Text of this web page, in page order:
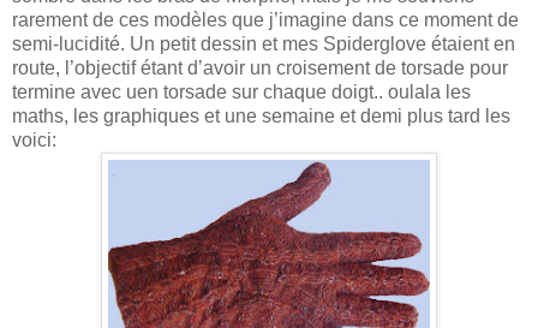
rarement de ces modèles que j’imagine dans ce moment de
semi-lucidité. Un petit dessin et mes Spiderglove étaient en
route, l’objectif étant d’avoir un croisement de torsade pour
termine avec uen torsade sur chaque doigt.. oulala les
maths, les graphiques et une semaine et demi plus tard les
voici: